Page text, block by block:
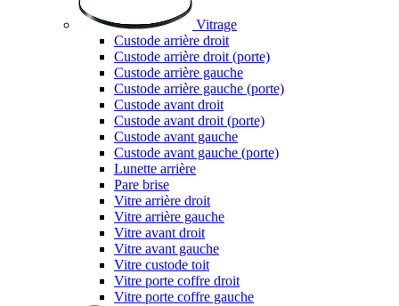
Vitrage
Custode arrière droit
Custode arrière droit (porte)
Custode arrière gauche
Custode arrière gauche (porte)
Custode avant droit
Custode avant droit (porte)
Custode avant gauche
Custode avant gauche (porte)
Lunette arrière
Pare brise
Vitre arrière droit
Vitre arrière gauche
Vitre avant droit
Vitre avant gauche
Vitre custode toit
Vitre porte coffre droit
Vitre porte coffre gauche